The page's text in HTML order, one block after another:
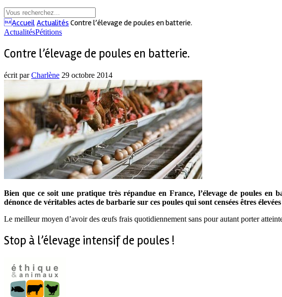
Accueil Actualités Contre l’élevage de poules en batterie.
ActualitésPétitions
Contre l’élevage de poules en batterie.
écrit parCharlène 29 octobre 2014
Bien que ce soit une pratique très répandue en France, l’élevage de poules en
dénonce de véritables actes de barbarie sur ces poules qui sont censées êtres
Le meilleur moyen d’avoir des œufs frais quotidiennement sans pour autant porter
Stop à l’élevage intensif de poules !